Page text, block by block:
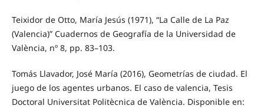
Teixidor de Otto, María Jesús (1971), “La Calle de La Paz
(Valencia)” Cuadernos de Geografía de la Universidad de
València, nº 8, pp. 83–103.
Tomás Llavador, José María (2016), Geometrías de ciudad. El
juego de los agentes urbanos. El caso de valencia, Tesis
Doctoral Universitat Politècnica de València. Disponible en: